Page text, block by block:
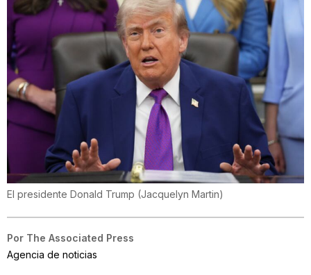
El presidente Donald Trump (Jacquelyn Martin)
Por The Associated Press
Agencia de noticias